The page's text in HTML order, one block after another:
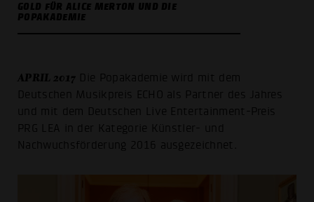
GOLD FÜR ALICE MERTON UND DIE
POPAKADEMIE
APRIL 2017 Die Popakademie wird mit dem
Deutschen Musikpreis ECHO als Partner des Jahres
und mit dem Deutschen Live Entertainment-Preis
PRG LEA in der Kategorie Künstler- und
Nachwuchsförderung 2016 ausgezeichnet.